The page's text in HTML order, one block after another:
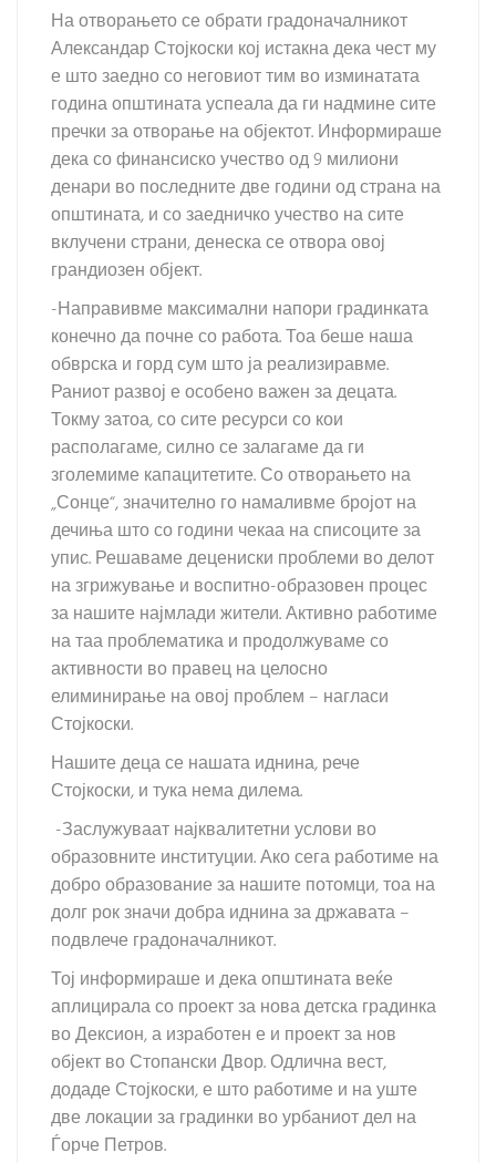
На отворањето се обрати градоначалникот
Александар Стојкоски кој истакна дека чест му
е што заедно со неговиот тим во изминатата
година општината успеала да ги надмине сите
пречки за отворање на објектот. Информираше
дека со финансиско учество од 9 милиони
денари во последните две години од страна на
општината, и со заедничко учество на сите
вклучени страни, денеска се отвора овој
грандиозен објект.
-Направивме максимални напори градинката
конечно да почне со работа. Тоа беше наша
обврска и горд сум што ја реализиравме.
Раниот развој е особено важен за децата.
Токму затоа, со сите ресурси со кои
располагаме, силно се залагаме да ги
зголемиме капацитетите. Со отворањето на
„Сонце“, значително го намаливме бројот на
дечиња што со години чекаа на списоците за
упис. Решаваме децениски проблеми во делот
на згрижување и воспитно-образовен процес
за нашите најмлади жители. Активно работиме
на таа проблематика и продолжуваме со
активности во правец на целосно
елиминирање на овој проблем – нагласи
Стојкоски.
Нашите деца се нашата иднина, рече
Стојкоски, и тука нема дилема.
-Заслужуваат најквалитетни услови во
образовните институции. Ако сега работиме на
добро образование за нашите потомци, тоа на
долг рок значи добра иднина за државата –
подвлече градоначалникот.
Тој информираше и дека општината веќе
аплицирала со проект за нова детска градинка
во Дексион, а изработен е и проект за нов
објект во Стопански Двор. Одлична вест,
додаде Стојкоски, е што работиме и на уште
две локации за градинки во урбаниот дел на
Ѓорче Петров.